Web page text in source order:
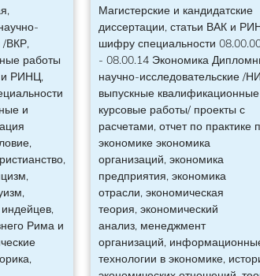
/ВКР,
работы
и РИНЦ,
и
Рима и
Магистерские и кандидатские
диссертации, статьи ВАК и
шифру специальности
- 08.00.14 Экономика
научно-исследовательские /
выпускные
курсовые работы/ проекты с
расчетами, отчет по практике
экономике экономика
организаций, экономика
предприятия, экономика
отрасли, экономическая
теория, экономический
анализ, менеджмент
организаций,
технологии в экономике,